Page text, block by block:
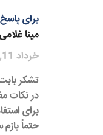
برای
مینا غلامی
خرداد 11, 1404 در 2:48 ق.ظ
تشکر
در نکات
برای
حتماً